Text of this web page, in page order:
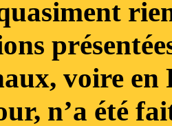
voire en
n’a été